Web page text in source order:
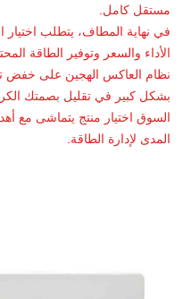
مستقل كامل.
في نهاية المطاف، يتطلب اختيار
الأداء والسعر وتوفير الطاقة
نظام العاكس الهجين على خفض
بشكل كبير في تقليل بصمتك
السوق اختيار منتج يتماشى مع
المدى لإدارة الطاقة.